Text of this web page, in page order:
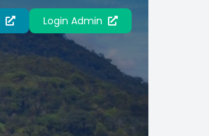
Login Admin